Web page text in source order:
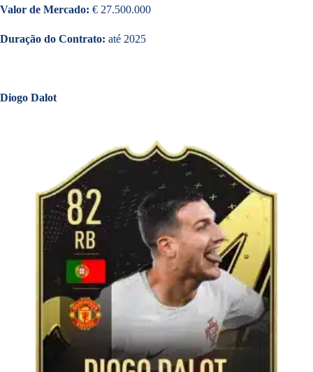
Valor de Mercado: € 27.500.000
Duração do Contrato: até 2025
Diogo Dalot